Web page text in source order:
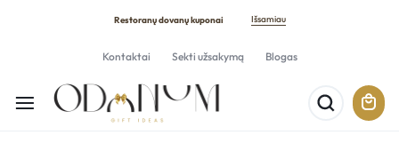
Restoranų dovanų kuponai Išsamiau
Kontaktai Sekti užsakymą Blogas